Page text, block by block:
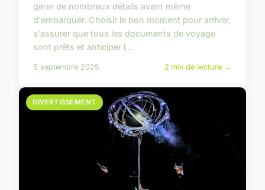
gérer de nombreux détails avant même
d'embarquer. Choisir le bon moment pour arriver,
s'assurer que tous les documents de voyage
sont prêts et anticiper l...
5 septembre 2025 2 min de lecture →
DIVERTISSEMENT